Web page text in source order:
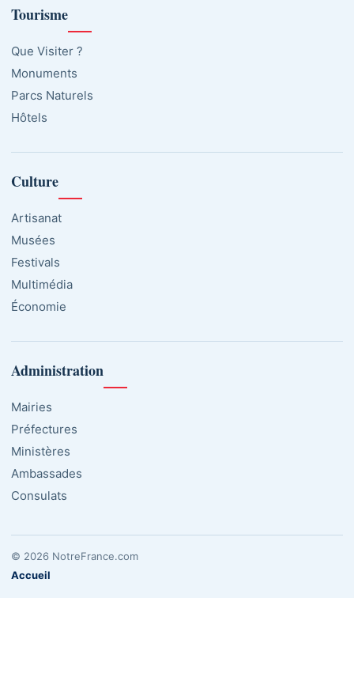
Tourisme
Que Visiter ?
Monuments
Parcs Naturels
Hôtels
Culture
Artisanat
Musées
Festivals
Multimédia
Économie
Administration
Mairies
Préfectures
Ministères
Ambassades
Consulats
© 2026 NotreFrance.com
Accueil